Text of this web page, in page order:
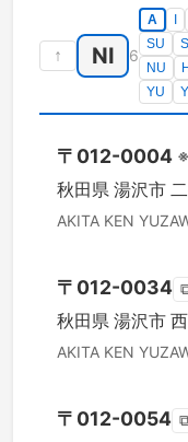
↑ NI 6
A
SU
NU
HI
YU
〒 012-0004 ※
秋田県 湯沢市
AKITA KEN
〒 012-0034
秋田県 湯沢市
AKITA KEN
〒 012-0054